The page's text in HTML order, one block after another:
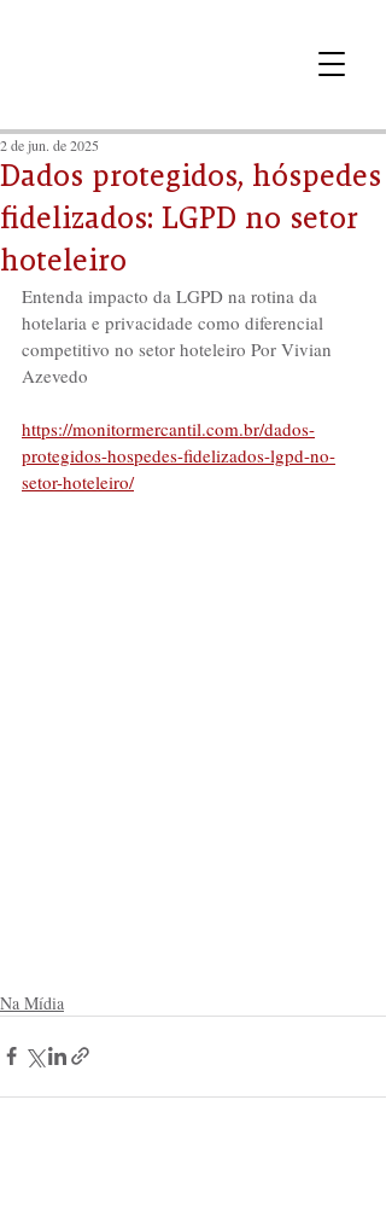
Dados protegidos, hóspedes
fidelizados: LGPD no setor
hoteleiro
2 de jun. de 2025
Entenda impacto da LGPD na rotina da
hotelaria e privacidade como diferencial
competitivo no setor hoteleiro Por Vivian
Azevedo
https://monitormercantil.com.br/dados-
protegidos-hospedes-fidelizados-lgpd-no-
setor-hoteleiro/
Na Mídia